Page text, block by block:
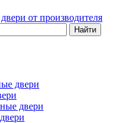
от производителя
Найти
двери
двери